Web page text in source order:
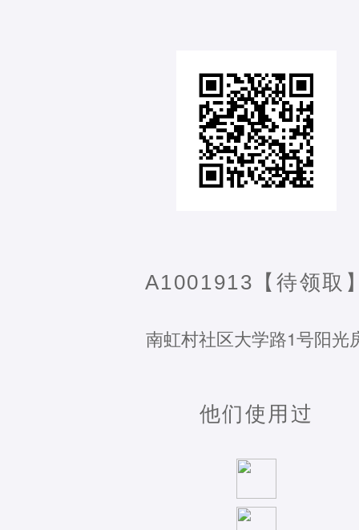
A1001913【待领取
南虹村社区大学路1号阳光
他们使用过